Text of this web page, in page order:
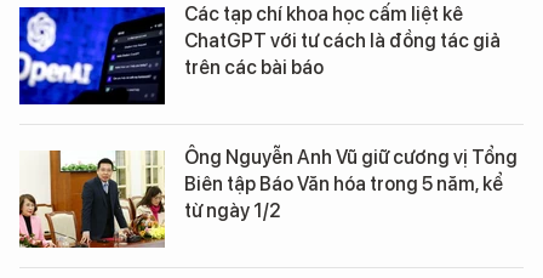
Các tạp chí khoa học cấm liệt kê
ChatGPT với tư cách là đồng tác giả
trên các bài báo
Ông Nguyễn Anh Vũ giữ cương vị Tổng
Biên tập Báo Văn hóa trong 5 năm, kể
từ ngày 1/2